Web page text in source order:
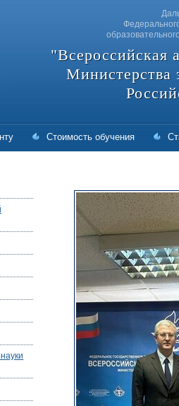
"Всероссийская
Министерства
Стоимость обучения